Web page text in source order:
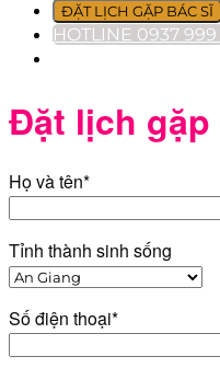
ĐẶT LỊCH GẶP BÁC SĨ
HOTLINE 0937 999
Đặt lịch
Họ và tên*
Tỉnh thành sinh sống
Số điện thoại*